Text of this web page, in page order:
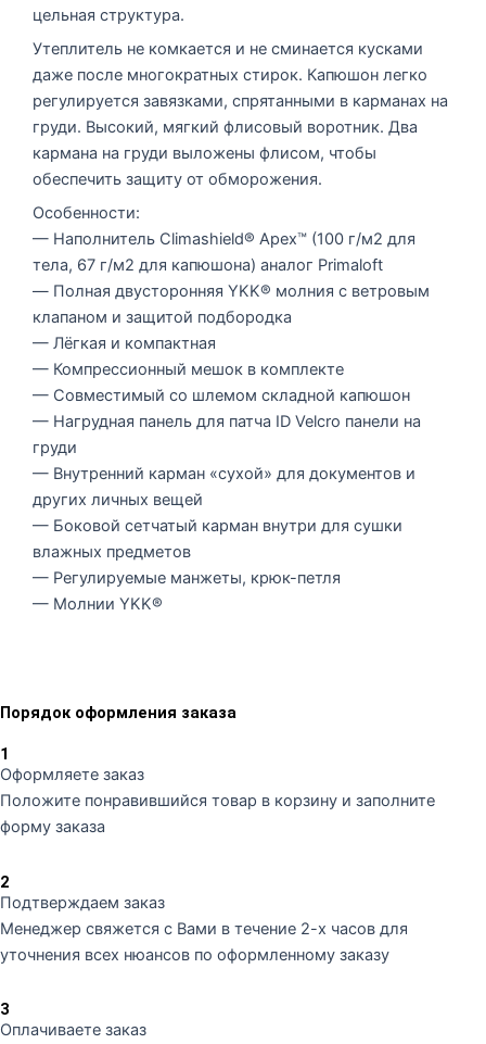
цельная структура.
Утеплитель не комкается и не сминается кусками
даже после многократных стирок. Капюшон легко
регулируется завязками, спрятанными в карманах на
груди. Высокий, мягкий флисовый воротник. Два
кармана на груди выложены флисом, чтобы
обеспечить защиту от обморожения.
Особенности:
— Наполнитель Climashield® Apex™ (100 г/м2 для
тела, 67 г/м2 для капюшона) аналог Primaloft
— Полная двусторонняя YKK® молния с ветровым
клапаном и защитой подбородка
— Лёгкая и компактная
— Компрессионный мешок в комплекте
— Совместимый со шлемом складной капюшон
— Нагрудная панель для патча ID Velcro панели на
груди
— Внутренний карман «сухой» для документов и
других личных вещей
— Боковой сетчатый карман внутри для сушки
влажных предметов
— Регулируемые манжеты, крюк-петля
— Молнии YKK®
Порядок оформления заказа
1
Оформляете заказ
Положите понравившийся товар в корзину и заполните
форму заказа
2
Подтверждаем заказ
Менеджер свяжется с Вами в течение 2-х часов для
уточнения всех нюансов по оформленному заказу
3
Оплачиваете заказ